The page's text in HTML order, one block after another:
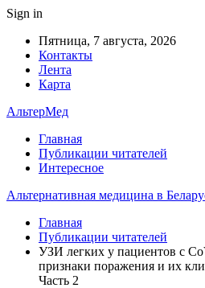
Sign in
Пятница, 7 августа, 2026
Контакты
Лента
Карта
АльтерМед
Главная
Публикации читателей
Интересное
Альтернативная медицина в
Главная
Публикации читателей
УЗИ легких у пациентов с
признаки поражения и их
Часть 2